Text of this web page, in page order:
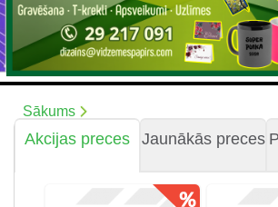
Sākums
Akcijas preces Jaunākās preces
Ielogoties
Reģistrēties